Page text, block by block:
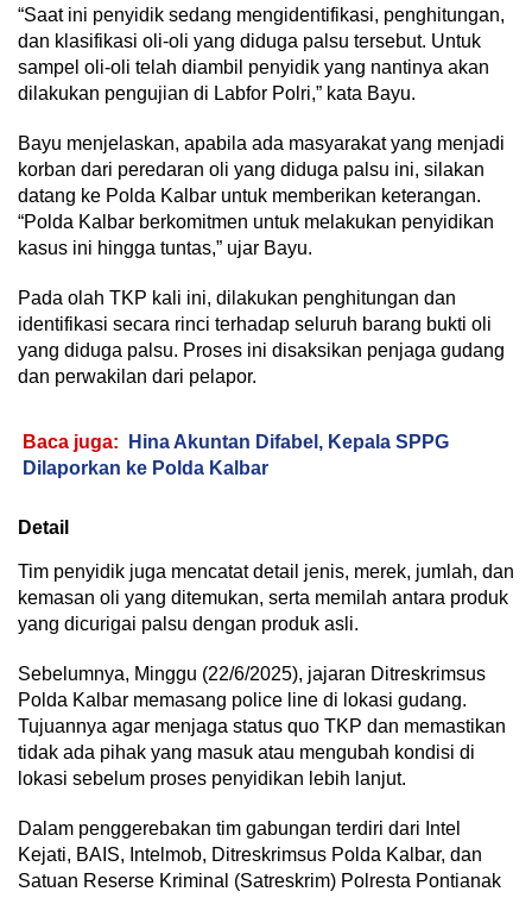
“Saat ini penyidik sedang mengidentifikasi, penghitungan,
dan klasifikasi oli-oli yang diduga palsu tersebut. Untuk
sampel oli-oli telah diambil penyidik yang nantinya akan
dilakukan pengujian di Labfor Polri,” kata Bayu.
Bayu menjelaskan, apabila ada masyarakat yang menjadi
korban dari peredaran oli yang diduga palsu ini, silakan
datang ke Polda Kalbar untuk memberikan keterangan.
“Polda Kalbar berkomitmen untuk melakukan penyidikan
kasus ini hingga tuntas,” ujar Bayu.
Pada olah TKP kali ini, dilakukan penghitungan dan
identifikasi secara rinci terhadap seluruh barang bukti oli
yang diduga palsu. Proses ini disaksikan penjaga gudang
dan perwakilan dari pelapor.
Baca juga:
Hina Akuntan Difabel, Kepala SPPG
Dilaporkan ke Polda Kalbar
Detail
Tim penyidik juga mencatat detail jenis, merek, jumlah, dan
kemasan oli yang ditemukan, serta memilah antara produk
yang dicurigai palsu dengan produk asli.
Sebelumnya, Minggu (22/6/2025), jajaran Ditreskrimsus
Polda Kalbar memasang police line di lokasi gudang.
Tujuannya agar menjaga status quo TKP dan memastikan
tidak ada pihak yang masuk atau mengubah kondisi di
lokasi sebelum proses penyidikan lebih lanjut.
Dalam penggerebakan tim gabungan terdiri dari Intel
Kejati, BAIS, Intelmob, Ditreskrimsus Polda Kalbar, dan
Satuan Reserse Kriminal (Satreskrim) Polresta Pontianak